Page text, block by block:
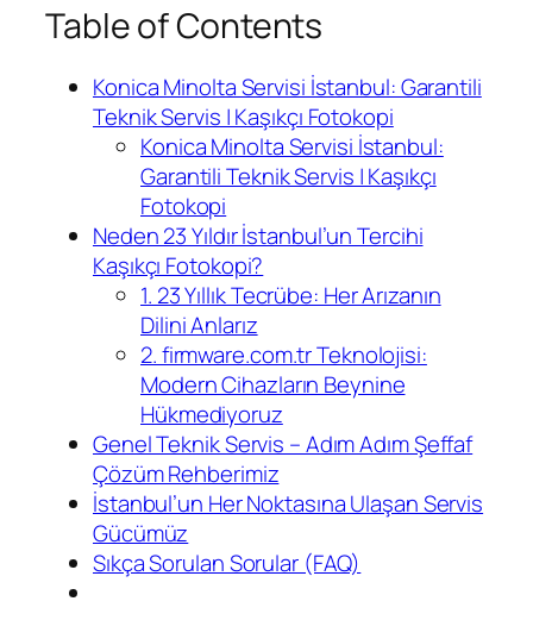
Table of Contents
Konica Minolta Servisi İstanbul: Garantili
Teknik Servis | Kaşıkçı Fotokopi
Konica Minolta Servisi İstanbul:
Garantili Teknik Servis | Kaşıkçı
Fotokopi
Neden 23 Yıldır İstanbul’un Tercihi
Kaşıkçı Fotokopi?
1. 23 Yıllık Tecrübe: Her Arızanın
Dilini Anlarız
2. firmware.com.tr Teknolojisi:
Modern Cihazların Beynine
Hükmediyoruz
Genel Teknik Servis – Adım Adım Şeffaf
Çözüm Rehberimiz
İstanbul’un Her Noktasına Ulaşan Servis
Gücümüz
Sıkça Sorulan Sorular (FAQ)